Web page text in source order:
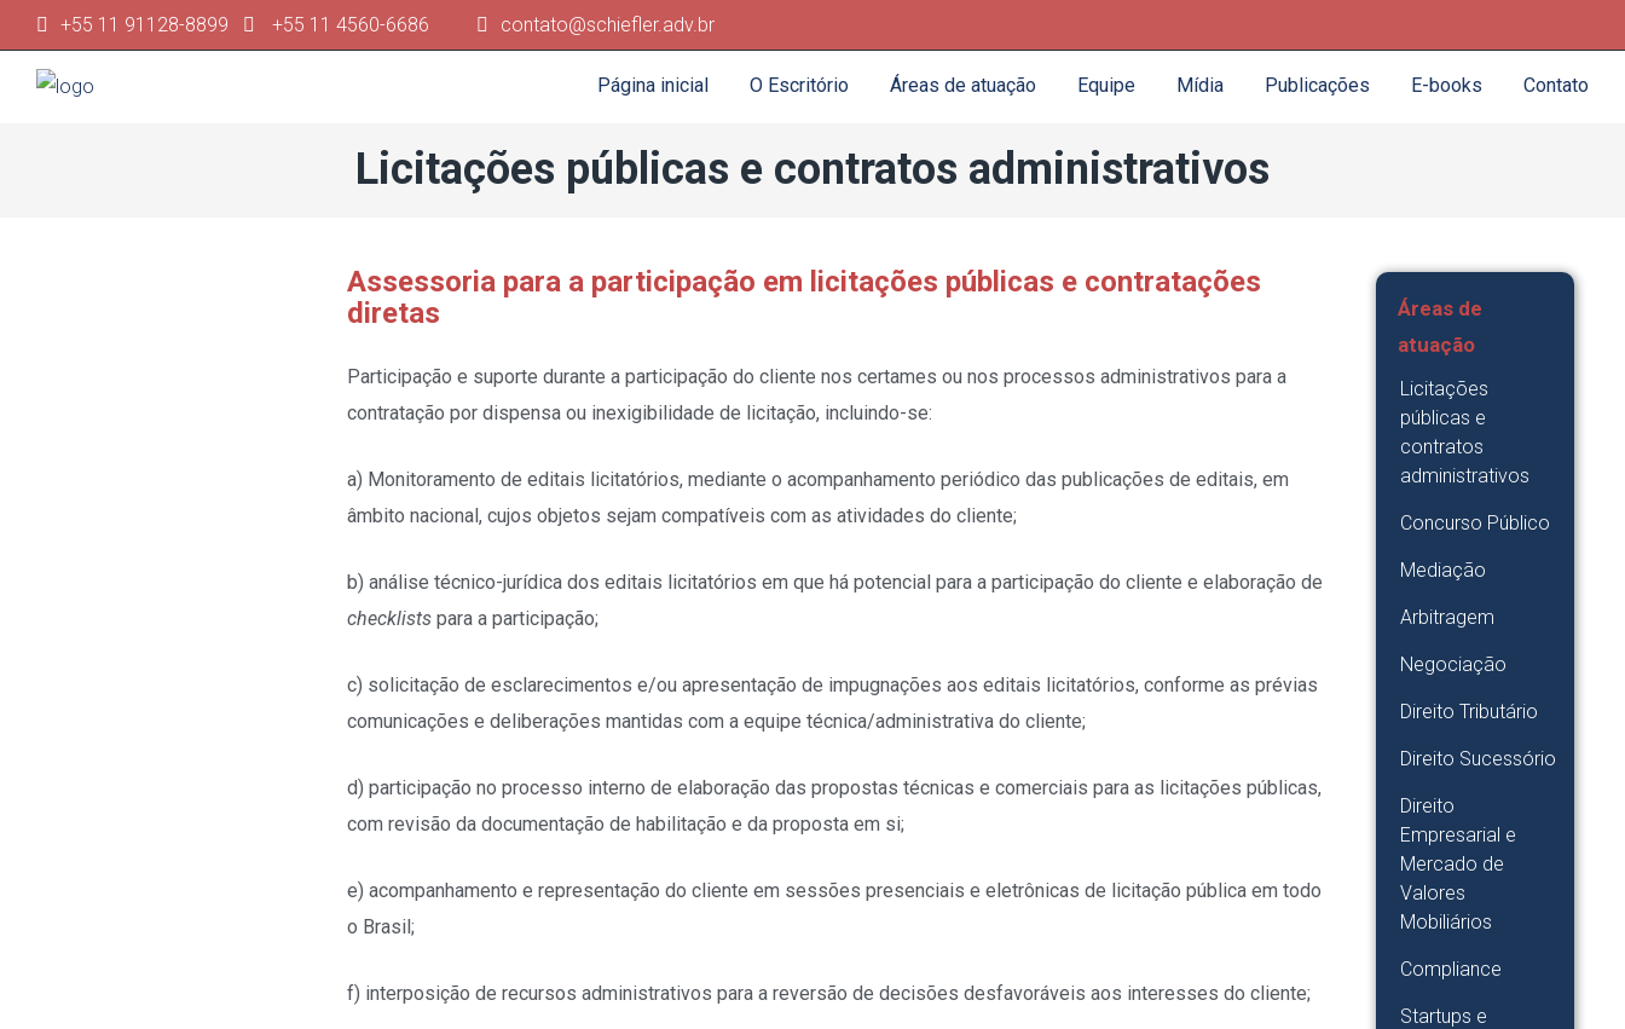
+55 11 91128-8899 +55 11 4560-6686 contato@schiefler.adv.br
Página inicial O Escritório Áreas de atuação Equipe Mídia Publicações E-books Contato
Licitações públicas e contratos administrativos
Assessoria para a participação em licitações públicas e contratações
diretas
Participação e suporte durante a participação do cliente nos certames ou nos processos administrativos para a
contratação por dispensa ou inexigibilidade de licitação, incluindo-se:
a) Monitoramento de editais licitatórios, mediante o acompanhamento periódico das publicações de editais, em
âmbito nacional, cujos objetos sejam compatíveis com as atividades do cliente;
b) análise técnico-jurídica dos editais licitatórios em que há potencial para a participação do cliente e elaboração de
checklists para a participação;
c) solicitação de esclarecimentos e/ou apresentação de impugnações aos editais licitatórios, conforme as prévias
comunicações e deliberações mantidas com a equipe técnica/administrativa do cliente;
d) participação no processo interno de elaboração das propostas técnicas e comerciais para as licitações públicas,
com revisão da documentação de habilitação e da proposta em si;
e) acompanhamento e representação do cliente em sessões presenciais e eletrônicas de licitação pública em todo
o Brasil;
f) interposição de recursos administrativos para a reversão de decisões desfavoráveis aos interesses do cliente;
Áreas de
atuação
Licitações
públicas e
contratos
administrativos
Concurso Público
Mediação
Arbitragem
Negociação
Direito Tributário
Direito Sucessório
Direito
Empresarial e
Mercado de
Valores
Mobiliários
Compliance
Startups e